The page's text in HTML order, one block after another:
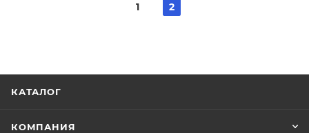
1 2
КАТАЛОГ
КОМПАНИЯ